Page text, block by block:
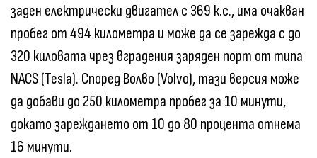
заден електрически двигател с 369 к.с., има очакван
пробег от 494 километра и може да се зарежда с до
320 киловата чрез вградения заряден порт от типа
NACS (Tesla). Според Волво (Volvo), тази версия може
да добави до 250 километра пробег за 10 минути,
докато зареждането от 10 до 80 процента отнема
16 минути.